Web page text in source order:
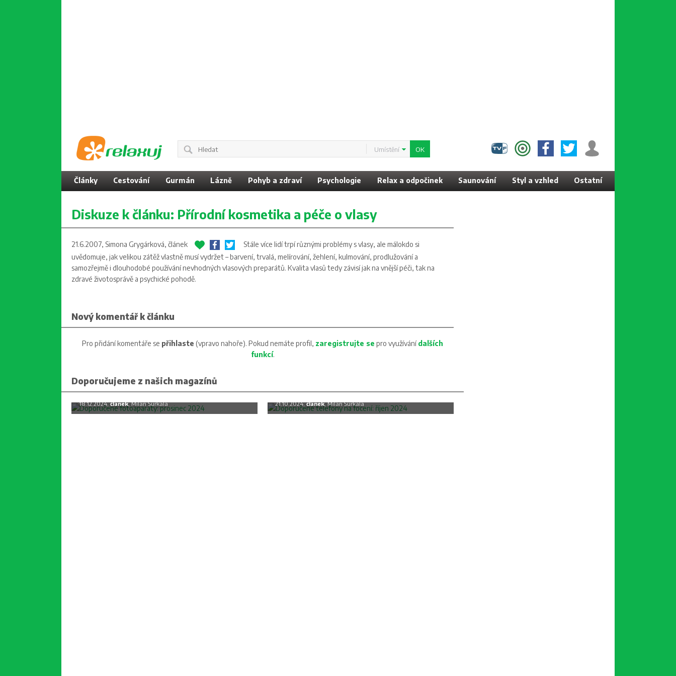
Umístění
Články Cestování Gurmán Lázně Pohyb a zdraví Psychologie Relax a odpočinek Saunování Styl a vzhled Ostatní
Diskuze k článku: Přírodní kosmetika a péče o vlasy
21.6.2007, Simona Grygárková, článek
Stále více lidí trpí různými problémy s vlasy, ale málokdo si
uvědomuje, jak velikou zátěž vlastně musí vydržet – barvení, trvalá, melírování, žehlení, kulmování, prodlužování a
samozřejmě i dlouhodobé používání nevhodných vlasových preparátů. Kvalita vlasů tedy závisí jak na vnější péči, tak na
zdravé životosprávě a psychické pohodě.
Nový komentář k článku
Pro přidání komentáře se přihlaste (vpravo nahoře). Pokud nemáte profil, zaregistrujte se pro využívánídalších
funkcí.
Doporučujeme z našich magazínů
Doporučené fotoaparáty: prosinec
2024
18.12.2024,článek, Milan Šurkala
2024
21.10.2024,článek, Milan Šurkala